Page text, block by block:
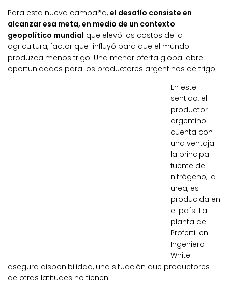
Para esta nueva campaña, el desafío consiste en
alcanzar esa meta, en medio de un contexto
geopolítico mundial que elevó los costos de la
agricultura, factor que influyó para que el mundo
produzca menos trigo. Una menor oferta global abre
oportunidades para los productores argentinos de trigo.
En este
sentido, el
productor
argentino
cuenta con
una ventaja:
la principal
fuente de
nitrógeno, la
urea, es
producida en
el país. La
planta de
Profertil en
Ingeniero
White
asegura disponibilidad, una situación que productores
de otras latitudes no tienen.